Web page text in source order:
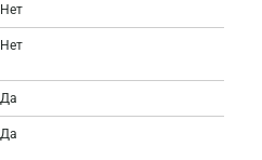
Нет
Нет
Да
Да